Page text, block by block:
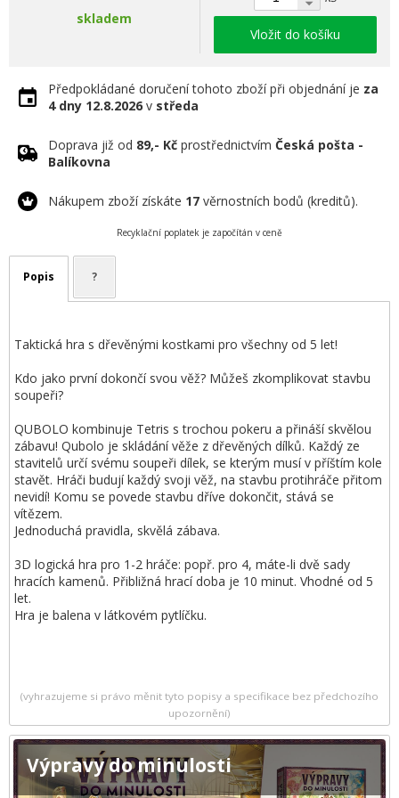
skladem
Vložit do košíku
Předpokládané doručení tohoto zboží při objednání je za
4 dny 12.8.2026 v středa
Doprava již od 89,- Kč prostřednictvím Česká pošta -
Balíkovna
Nákupem zboží získáte 17 věrnostních bodů (kreditů).
Recyklační poplatek je započítán v ceně
Popis ?
Taktická hra s dřevěnými kostkami pro všechny od 5 let!
Kdo jako první dokončí svou věž? Můžeš zkomplikovat stavbu
soupeři?
QUBOLO kombinuje Tetris s trochou pokeru a přináší skvělou
zábavu! Qubolo je skládání věže z dřevěných dílků. Každý ze
stavitelů určí svému soupeři dílek, se kterým musí v příštím kole
stavět. Hráči budují každý svoji věž, na stavbu protihráče přitom
nevidí! Komu se povede stavbu dříve dokončit, stává se
vítězem.
Jednoduchá pravidla, skvělá zábava.
3D logická hra pro 1-2 hráče: popř. pro 4, máte-li dvě sady
hracích kamenů. Přibližná hrací doba je 10 minut. Vhodné od 5
let.
Hra je balena v látkovém pytlíčku.
(vyhrazujeme si právo měnit tyto popisy a specifikace bez předchozího
upozornění)
Výpravy do minulosti